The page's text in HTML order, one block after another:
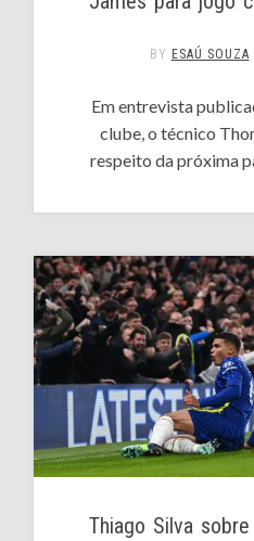
BY ESAÚ SOUZA
Em entrevista
clube, o técnico
respeito da próxima
Thiago Silva